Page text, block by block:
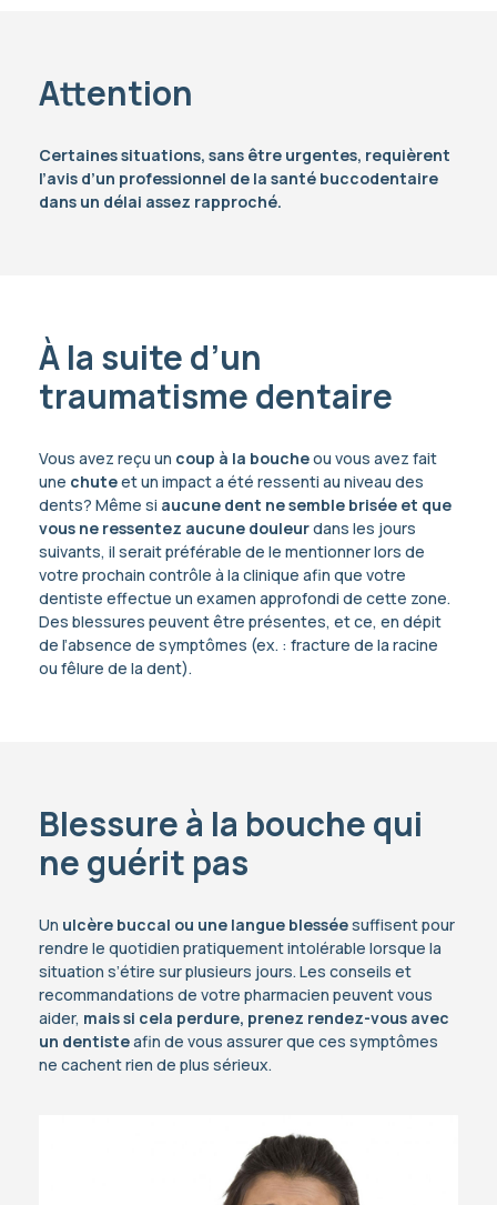
Attention
Certaines situations, sans être urgentes, requièrent
l’avis d’un professionnel de la santé buccodentaire
dans un délai assez rapproché.
À la suite d’un
traumatisme dentaire
Vous avez reçu un coup à la boucheou vous avez fait
une chuteet un impact a été ressenti au niveau des
dents? Même si aucune dent ne semble brisée et que
vous ne ressentez aucune douleurdans les jours
suivants, il serait préférable de le mentionner lors de
votre prochain contrôle à la clinique afin que votre
dentiste effectue un examen approfondi de cette zone.
Des blessures peuvent être présentes, et ce, en dépit
de l’absence de symptômes (ex. : fracture de la racine
ou fêlure de la dent).
Blessure à la bouche qui
ne guérit pas
Un ulcère buccal ou une langue blesséesuffisent pour
rendre le quotidien pratiquement intolérable lorsque la
situation s’étire sur plusieurs jours. Les conseils et
recommandations de votre pharmacien peuvent vous
aider, mais si cela perdure, prenez rendez-vous avec
un dentisteafin de vous assurer que ces symptômes
ne cachent rien de plus sérieux.